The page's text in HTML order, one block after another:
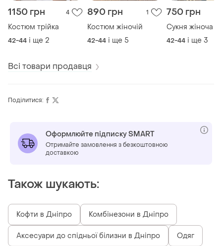
1150 грн 4
Костюм трійка
42-44 і ще 2
890 грн 1
Костюм жіночій
42-44 і ще 5
750 грн
Сукня жіноча
42-44 і ще 3
Всі товари продавця
Поділитися:
Оформлюйте підписку SMART
Отримайте замовлення з безкоштовною
доставкою
Також шукають:
Кофти в Дніпро Комбінезони в Дніпро
Аксесуари до спідньої білизни в Дніпро Одяг